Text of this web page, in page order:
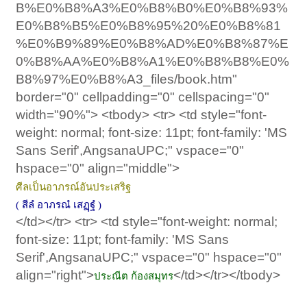
B%E0%B8%A3%E0%B8%B0%E0%B8%93%
E0%B8%B5%E0%B8%95%20%E0%B8%81
%E0%B9%89%E0%B8%AD%E0%B8%87%E
0%B8%AA%E0%B8%A1%E0%B8%B8%E0%
B8%97%E0%B8%A3_files/book.htm"
border="0" cellpadding="0" cellspacing="0"
width="90%"> <tbody> <tr> <td style="font-
weight: normal; font-size: 11pt; font-family: 'MS
Sans Serif',AngsanaUPC;" vspace="0"
hspace="0" align="middle">
ศีลเป็นอาภรณ์อันประเสริฐ
( สีลํ อาภรณํ เสฏฺฐํ )
</td></tr> <tr> <td style="font-weight: normal;
font-size: 11pt; font-family: 'MS Sans
Serif',AngsanaUPC;" vspace="0" hspace="0"
align="right">ประณีต ก้องสมุทร</td></tr></tbody>